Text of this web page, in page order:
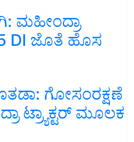
ಮಹೀಂದ್ರಾ
DI ಜೊತೆ ಹೊಸ
ಗೋಸಂರಕ್ಷಣೆ
ಟ್ರ್ಯಾಕ್ಟರ್ ಮೂಲಕ